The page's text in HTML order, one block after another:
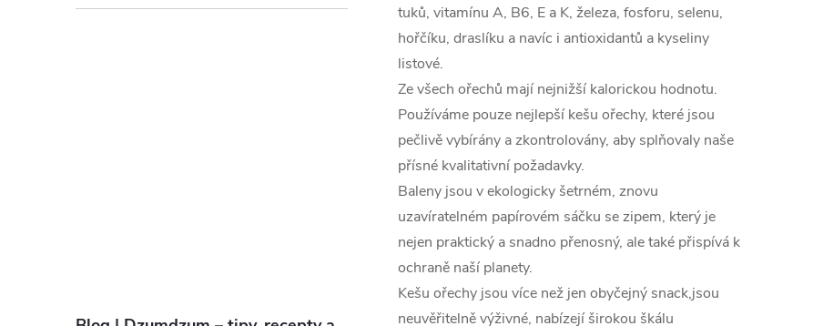
tuků, vitamínu A, B6, E a K, železa, fosforu, selenu,
hořčíku, draslíku a navíc i antioxidantů a kyseliny
listové.
Ze všech ořechů mají nejnižší kalorickou hodnotu.
Používáme pouze nejlepší kešu ořechy, které jsou
pečlivě vybírány a zkontrolovány, aby splňovaly naše
přísné kvalitativní požadavky.
Baleny jsou v ekologicky šetrném, znovu
uzavíratelném papírovém sáčku se zipem, který je
nejen praktický a snadno přenosný, ale také přispívá k
ochraně naší planety.
Kešu ořechy jsou více než jen obyčejný snack,jsou
neuvěřitelně výživné, nabízejí širokou škálu